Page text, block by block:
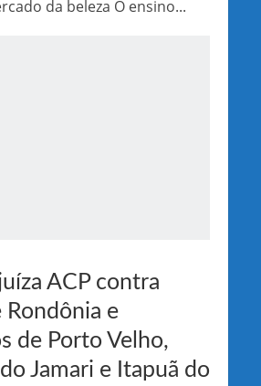
da beleza O ensino...
ACP contra
Rondônia e
de Porto Velho,
Jamari e Itapuã do